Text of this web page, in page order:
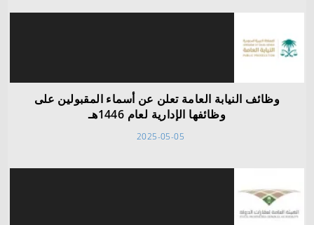
وظائف النيابة العامة تعلن عن أسماء المقبولين على
وظائفها الإدارية لعام 1446هـ
2025-05-05